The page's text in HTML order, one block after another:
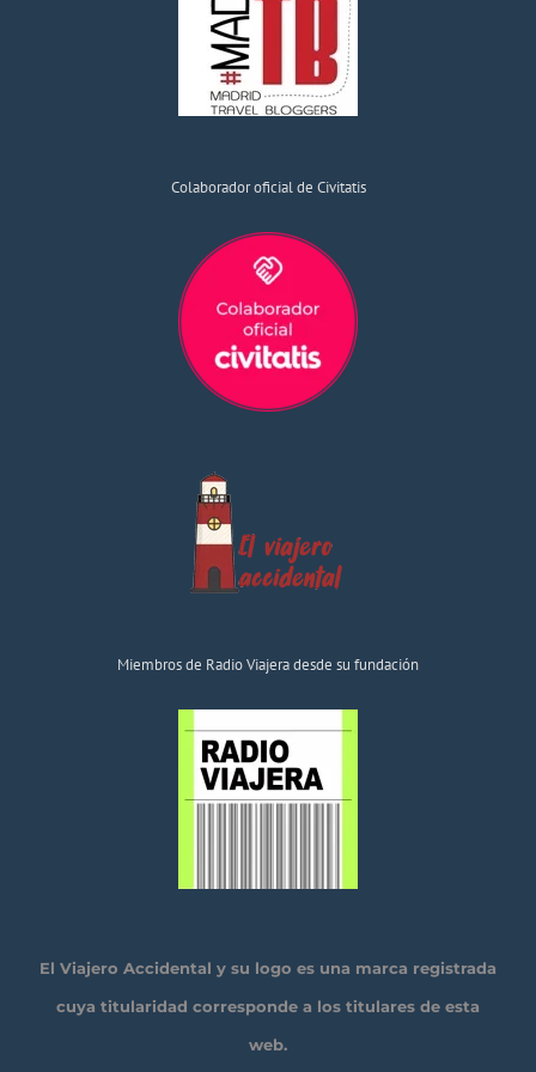
Colaborador oficial de Civitatis
Miembros de Radio Viajera desde su fundación
El Viajero Accidental y su logo es una marca registrada
cuya titularidad corresponde a los titulares de esta
web.